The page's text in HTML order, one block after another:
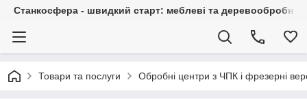
Станкосфера - швидкий старт: меблеві та деревообробні
Товари та послуги Обробні центри з ЧПК і фрезерні